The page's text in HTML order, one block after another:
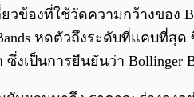
ยวข้องที่ใช้วัดความกว้างของ
หดตัวถึงระดับที่แคบที่สุ
เป็นการยืนยันว่า Bollinger